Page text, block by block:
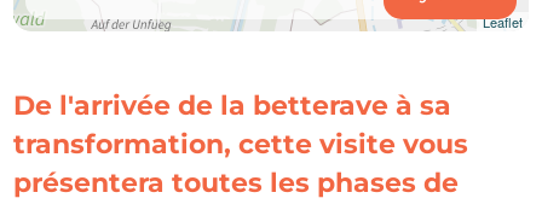
Leaflet
De l'arrivée de la betterave à sa
transformation, cette visite vous
présentera toutes les phases de